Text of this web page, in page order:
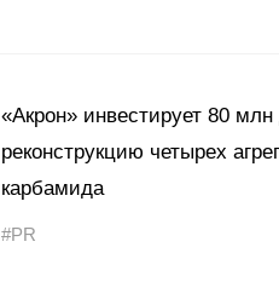
«Акрон» инвестирует 80
реконструкцию четырех
карбамида
#PR